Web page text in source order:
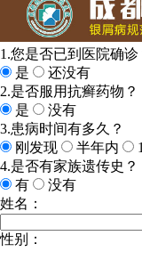
1.您是否已到医院确诊
是
还没有
2.是否服用抗癣药物？
是
没有
3.患病时间有多久？
刚发现
半年内
4.是否有家族遗传史？
有
没有
姓名：
性别：